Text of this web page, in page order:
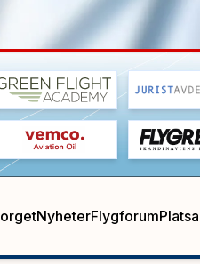
NyheterFlygforum